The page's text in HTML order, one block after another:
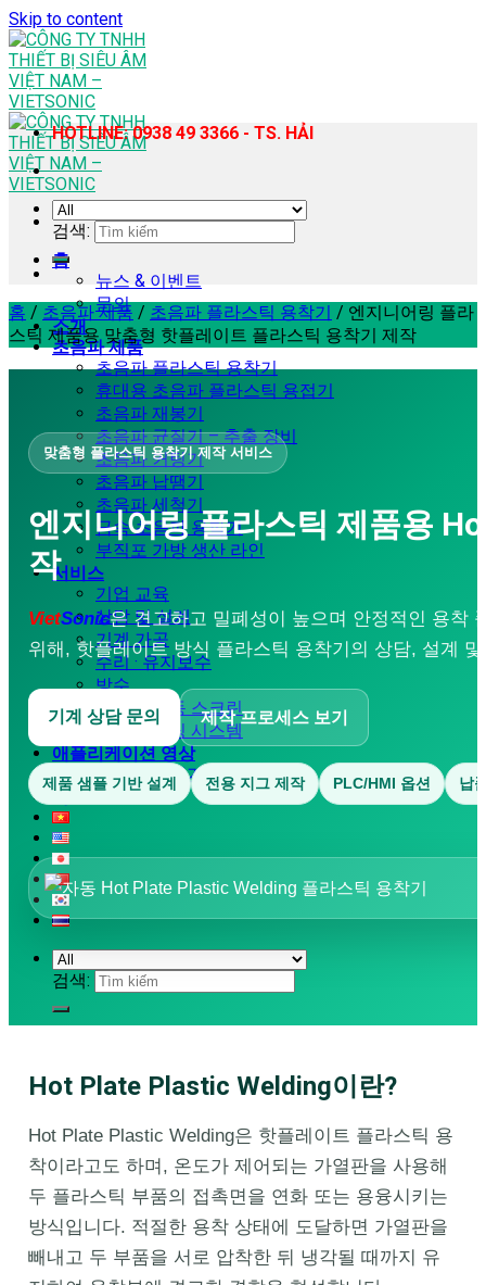
Skip to content
홈
뉴스 & 이벤트
문의
소개
초음파 제품
초음파 플라스틱 용착기
휴대용 초음파 플라스틱 용접기
초음파 재봉기
초음파 균질기 – 추출 장비
초음파 커팅기
초음파 납땜기
초음파 세척기
금속 초음파 용착기
부직포 가방 생산 라인
서비스
기업 교육
상담 및 설계
기계 가공
수리 · 유지보수
방수
초음파 진동 스크린
초음파 코팅 시스템
애플리케이션 영상
초음파 용착기
다운로드
검색:
HOTLINE: 0938 49 3366 - TS. HẢI
검색:
홈 / 초음파 제품 / 초음파 플라스틱 용착기 / 엔지니어링 플라
스틱 제품용 맞춤형 핫플레이트 플라스틱 용착기 제작
맞춤형 플라스틱 용착기 제작 서비스
엔지니어링 플라스틱 제품용
작
VietSonic은 견고하고 밀폐성이 높으며 안정적인 용착
위해, 핫플레이트 방식 플라스틱 용착기의 상담, 설계
기계 상담 문의 제작 프로세스 보기
제품 샘플 기반 설계 전용 지그 제작 PLC/HMI 옵션 납
Hot Plate Plastic Welding이란?
Hot Plate Plastic Welding은 핫플레이트 플라스틱 용
착이라고도 하며, 온도가 제어되는 가열판을 사용해
두 플라스틱 부품의 접촉면을 연화 또는 용융시키는
방식입니다. 적절한 용착 상태에 도달하면 가열판을
빼내고 두 부품을 서로 압착한 뒤 냉각될 때까지 유